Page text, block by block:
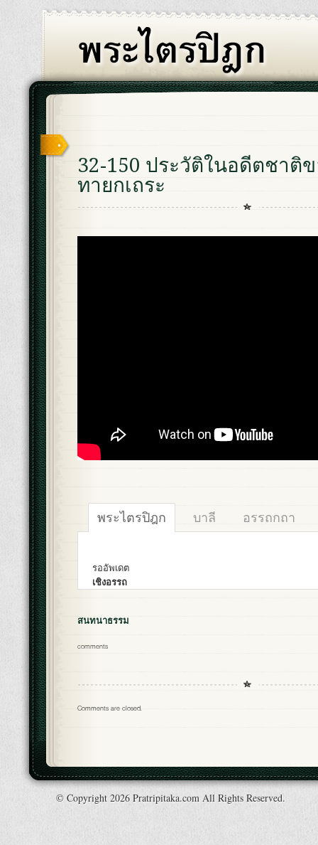
32-150 ประวัติในอดีตชาติ
ทายกเถระ
พระไตรปิฎก บาลี อรรถกถา
รออัพเดต
เชิงอรรถ
สนทนาธรรม
comments
Comments are closed.
© Copyright 2026 Pratripitaka.com All Rights Reserved.